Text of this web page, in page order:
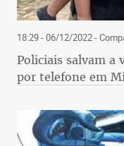
18:29 - 06/12/2022-
Policiais salvam a
por telefone em